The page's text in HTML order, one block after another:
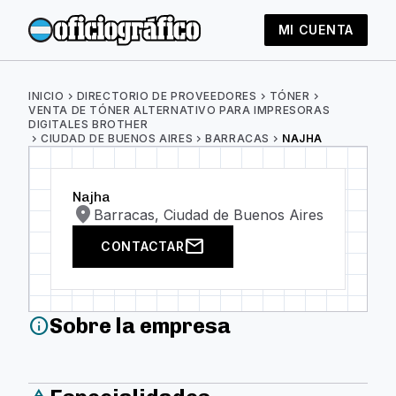
MI CUENTA
INICIO chevron_right DIRECTORIO DE PROVEEDORES chevron_right TÓNER chevron_right
VENTA DE TÓNER ALTERNATIVO PARA IMPRESORAS
DIGITALES BROTHER
chevron_right CIUDAD DE BUENOS AIRES chevron_rightBARRACAS chevron_right NAJHA
Najha
location_on Barracas, Ciudad de Buenos Aires
CONTACTARmail
infoSobre la empresa